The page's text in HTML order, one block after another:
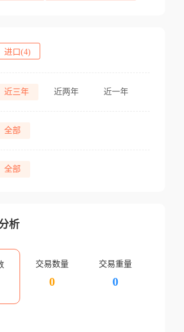
进口(4)
近三年 近两年 近一年
全部
全部
析
交易数量
0
交易重量
0